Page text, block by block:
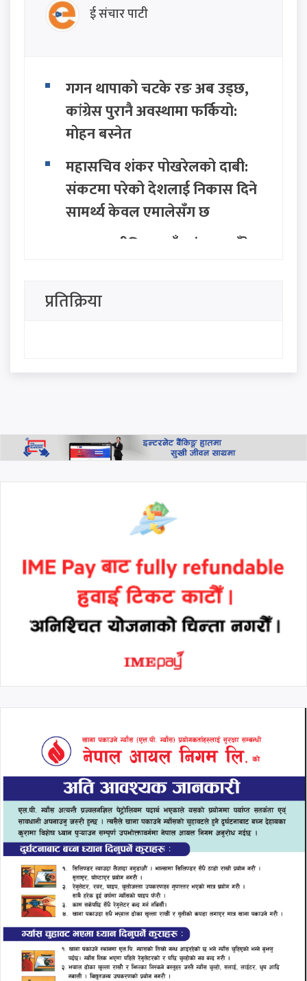
ई संचार पाटी
गगन थापाको चटके रङ अब उड्छ,
कांग्रेस पुरानै अवस्थामा फर्कियो:
मोहन बस्नेत
महासचिव शंकर पोखरेलको दाबी:
संकटमा परेको देशलाई निकास दिने
सामर्थ्य केवल एमालेसँग छ
सत्ता राजनीतिमा नयाँ तरंग: २८ बुँदे
दलद्वारा मोर्चा घोषणा
"जनताको धैर्य टुटेको दिन यी ठाउँ
भन्ने स्टाटस पछि मनिष झाको
प्रतिक्रिया